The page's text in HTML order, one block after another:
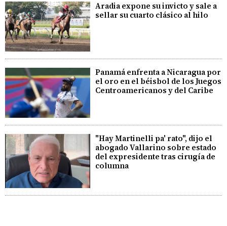
Aradia expone su invicto y sale a
sellar su cuarto clásico al hilo
Panamá enfrenta a Nicaragua por
el oro en el béisbol de los Juegos
Centroamericanos y del Caribe
"Hay Martinelli pa' rato", dijo el
abogado Vallarino sobre estado
del expresidente tras cirugía de
columna